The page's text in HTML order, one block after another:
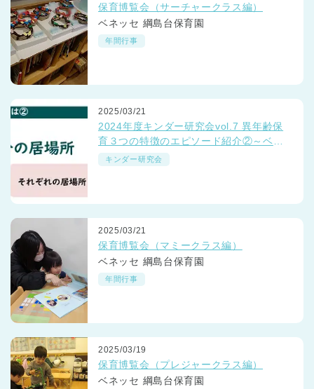
保育博覧会（サーチャークラス編）
ベネッセ 綱島台保育園
年間行事
2025/03/21
2024年度キンダー研究会vol.7 異年齢保
育３つの特徴のエピソード紹介②～ベネ
ッセの保育園「つながるミーティング」
キンダー研究会
2025/03/21
保育博覧会（マミークラス編）
ベネッセ 綱島台保育園
年間行事
2025/03/19
保育博覧会（プレジャークラス編）
ベネッセ 綱島台保育園